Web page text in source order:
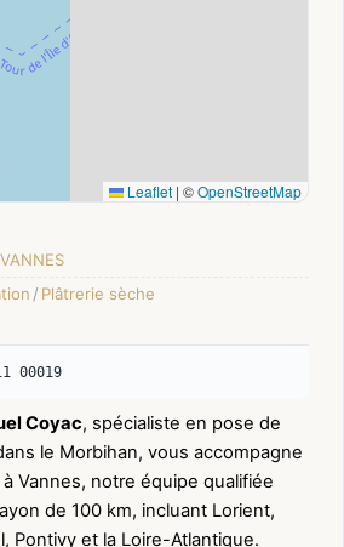
Leaflet | ©OpenStreetMap
VANNES
/ Plâtrerie sèche
00019
Coyac, spécialiste en pose de
le Morbihan, vous accompagne
Vannes, notre équipe qualifiée
de 100 km, incluant Lorient,
Pontivy et la Loire-Atlantique.